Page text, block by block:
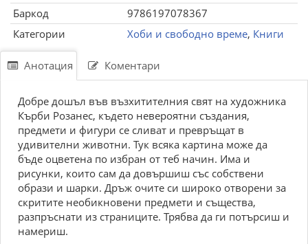
Баркод
9786197078367
Категории
Хоби и свободно време, Книги
Анотация Коментари
Добре дошъл във възхитителния свят на художника
Кърби Розанес, където невероятни създания,
предмети и фигури се сливат и превръщат в
удивителни животни. Тук всяка картина може да
бъде оцветена по избран от теб начин. Има и
рисунки, които сам да довършиш със собствени
образи и шарки. Дръж очите си широко отворени за
скритите необикновени предмети и същества,
разпръснати из страниците. Трябва да ги потърсиш и
намериш.